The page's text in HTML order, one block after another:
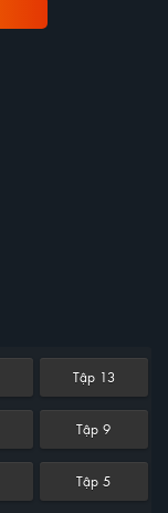
Tập 13
Tập 9
Tập 5